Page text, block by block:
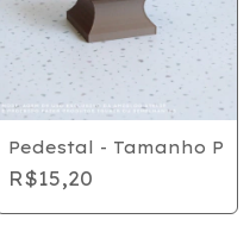
Pedestal - Tamanho P
R$15,20